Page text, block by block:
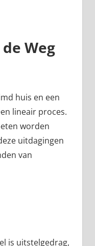
Weg
huis en een
lineair proces.
worden
uitdagingen
van
is uitstelgedrag,